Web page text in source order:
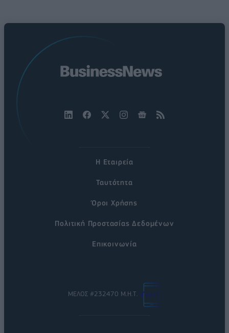
Η Εταιρεία
Ταυτότητα
Όροι Χρήσης
Πολιτική Προστασίας Δεδομένων
Επικοινωνία
ΜΕΛΟΣ #232470 Μ.Η.Τ.